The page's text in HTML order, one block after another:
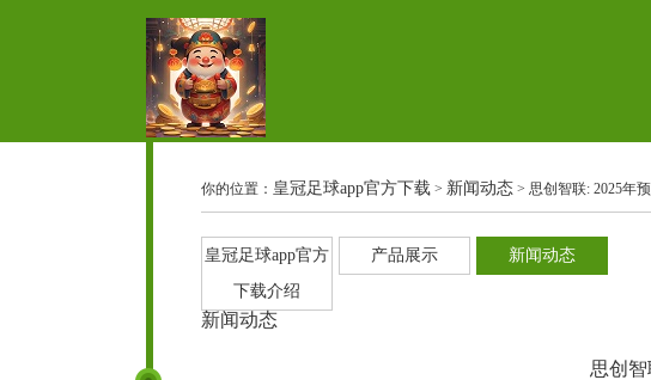
你的位置： 皇冠足球app官方下载 > 新闻动态 > 思创智联: 2025年
皇冠足球app官方
下载介绍
产品展示 新闻动态
新闻动态
思创